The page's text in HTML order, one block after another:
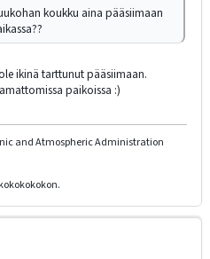
koukku aina pääsiimaan
ikinä tarttunut pääsiimaan.
paikoissa :)
and Atmospheric Administration